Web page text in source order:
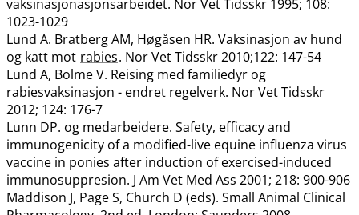
vaksinasjonasjonsarbeidet. Nor Vet Tidsskr 1995; 108:
1023-1029
Lund A. Bratberg AM, Høgåsen HR. Vaksinasjon av hund
og katt mot rabies. Nor Vet Tidsskr 2010;122: 147-54
Lund A, Bolme V. Reising med familiedyr og
rabiesvaksinasjon - endret regelverk. Nor Vet Tidsskr
2012; 124: 176-7
Lunn DP. og medarbeidere. Safety, efficacy and
immunogenicity of a modified-live equine influenza virus
vaccine in ponies after induction of exercised-induced
immunosuppresion. J Am Vet Med Ass 2001; 218: 900-906
Maddison J, Page S, Church D (eds). Small Animal Clinical